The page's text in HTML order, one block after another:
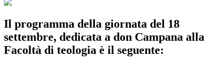
Il programma della giornata del 18
settembre, dedicata a don Campana alla
Facoltà di teologia è il seguente: